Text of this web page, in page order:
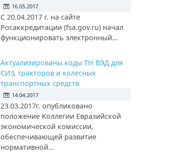
16.05.2017
С 20.04.2017 г. на сайте
Росаккредитации (fsa.gov.ru) начал
функционировать электронный…
Актуализированы коды ТН ВЭД для
СИЗ, тракторов и колесных
транспортных средств
14.04.2017
23.03.2017г. опубликовано
положение Коллегии Евразийской
экономической комиссии,
обеспечивающей развитие
нормативной…